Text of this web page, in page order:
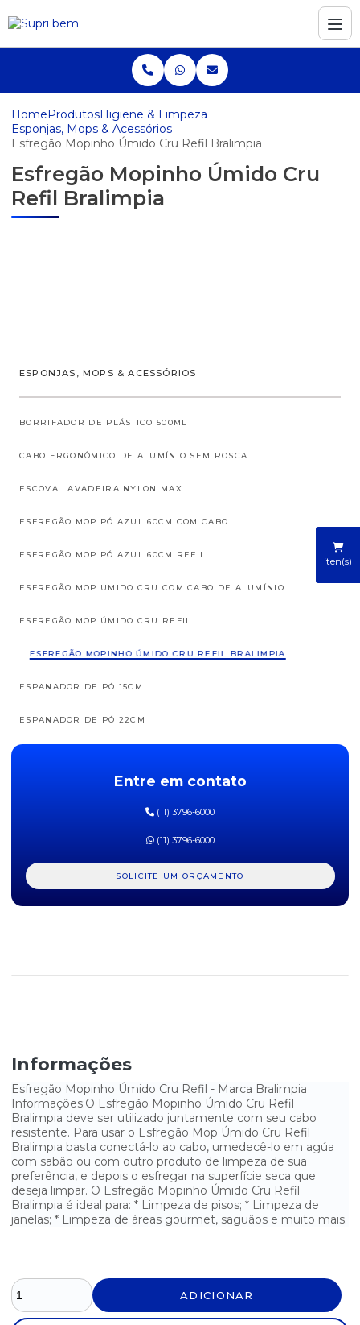
iten(s)
HomeProdutosHigiene & Limpeza
Esponjas, Mops & Acessórios
Esfregão Mopinho Úmido Cru Refil Bralimpia
Esfregão Mopinho Úmido Cru
Refil Bralimpia
ESPONJAS, MOPS & ACESSÓRIOS
BORRIFADOR DE PLÁSTICO 500ML
CABO ERGONÔMICO DE ALUMÍNIO SEM ROSCA
ESCOVA LAVADEIRA NYLON MAX
ESFREGÃO MOP PÓ AZUL 60CM COM CABO
ESFREGÃO MOP PÓ AZUL 60CM REFIL
ESFREGÃO MOP UMIDO CRU COM CABO DE ALUMÍNIO
ESFREGÃO MOP ÚMIDO CRU REFIL
ESFREGÃO MOPINHO ÚMIDO CRU REFIL BRALIMPIA
ESPANADOR DE PÓ 15CM
ESPANADOR DE PÓ 22CM
ESPONJA ABRASIVA AZULIM
ESPONJA DUPLA FACE ANTI RISCO - AZULIM
ESPONJA LAVA-LOUÇA BETANIM - PACOTE COM 10 UNIDADES
LÃ DE AÇO BOMBRIL - PACOTE COM 8 UNIDADES
LÃ DE AÇO Q`LUSTRO - PACOTE COM 8 UNIDADES
LAVATINA COM SUPORTE / ESCOVA SANITÁRIA
RASPADOR MULTIUSO BRALIMPIA
RODO LIMPA AZULEJO
SUPORTE LIMPA TUDO BRASLIMPIA
Entre em contato
(11) 3796-6000
(11) 3796-6000
SOLICITE UM ORÇAMENTO
Informações
Esfregão Mopinho Úmido Cru Refil - Marca Bralimpia
Informações:O Esfregão Mopinho Úmido Cru Refil
Bralimpia deve ser utilizado juntamente com seu cabo
resistente. Para usar o Esfregão Mop Úmido Cru Refil
Bralimpia basta conectá-lo ao cabo, umedecê-lo em agúa
com sabão ou com outro produto de limpeza de sua
preferência, e depois o esfregar na superfície seca que
deseja limpar. O Esfregão Mopinho Úmido Cru Refil
Bralimpia é ideal para: * Limpeza de pisos; * Limpeza de
janelas; * Limpeza de áreas gourmet, saguãos e muito mais.
ADICIONAR